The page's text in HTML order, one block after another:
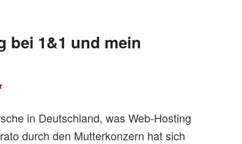
bei 1&1 und mein
in Deutschland, was Web-Hosting
durch den Mutterkonzern hat sich